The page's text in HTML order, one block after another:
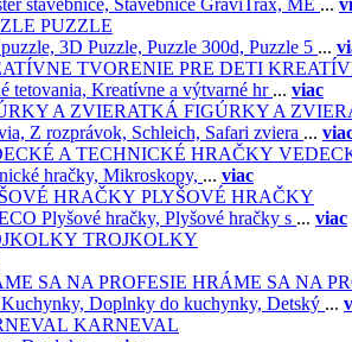
stavebnice, Stavebnice GraviTrax, ME ...
PUZZLE
3D Puzzle, Puzzle 300d, Puzzle 5 ...
tetovania, Kreatívne a výtvarné hr ... viac
FIGÚRKY A
Z rozprávok, Schleich, Safari zviera ...
hračky, Mikroskopy, ... viac
PLYŠOVÉ HRAČKY
Plyšové hračky, Plyšové hračky s ... viac
TROJKOLKY
HRÁME SA NA
Doplnky do kuchynky, Detský ...
KARNEVAL